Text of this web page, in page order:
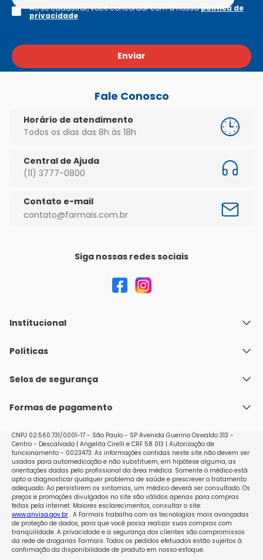
Enviar
Ao se cadastrar, você concordar com a nossapolítica de
privacidade
Fale Conosco
Horário de atendimento
Todos os dias das 8h às 18h
Central de Ajuda
(11) 3777-0800
Contato e-mail
contato@farmais.com.br
Siga nossas redes sociais
Institucional
Quem Somos
Nossas lojas
Políticas
Política de Envio
Políticas de Trocas e Devoluções
Selos de segurança
Formas de pagamento
CNPJ 02.560.731/0001-17 - São Paulo - SP Avenida Guerino Oswaldo 313 -
Centro - Descalvado | Angelita Cirelli e CRF 58 013 | Autorização de
funcionamento - 0023473. As informações contidas neste site não devem ser
usadas para automedicação e não substituem, em hipótese alguma, as
orientações dadas pelo profissional da área médica. Somente o médico está
apto a diagnosticar qualquer problema de saúde e prescrever o tratamento
adequado. Ao persistirem os sintomas, um médico deverá ser consultado. Os
preços e promoções divulgados no site são válidos apenas para compras
feitas pela internet. Maiores esclarecimentos, consultar o site:
www.anvisa.gov.br. A Farmais trabalha com as tecnologias mais avançadas
de proteção de dados, para que você possa realizar suas compras com
tranqüilidade. A privacidade e a segurança dos clientes são compromissos
da rede de drogarias Farmais. Todos os pedidos efetuados estão sujeitos à
confirmação da disponibilidade de produto em nosso estoque.